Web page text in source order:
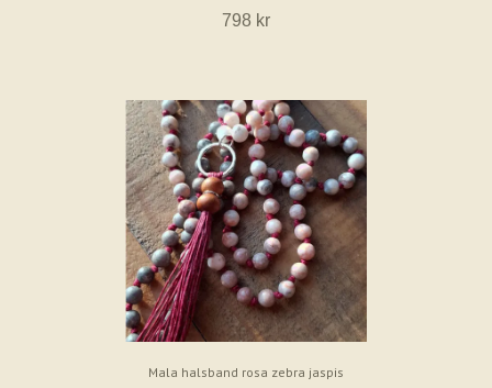
798 kr
Mala halsband rosa zebra jaspis